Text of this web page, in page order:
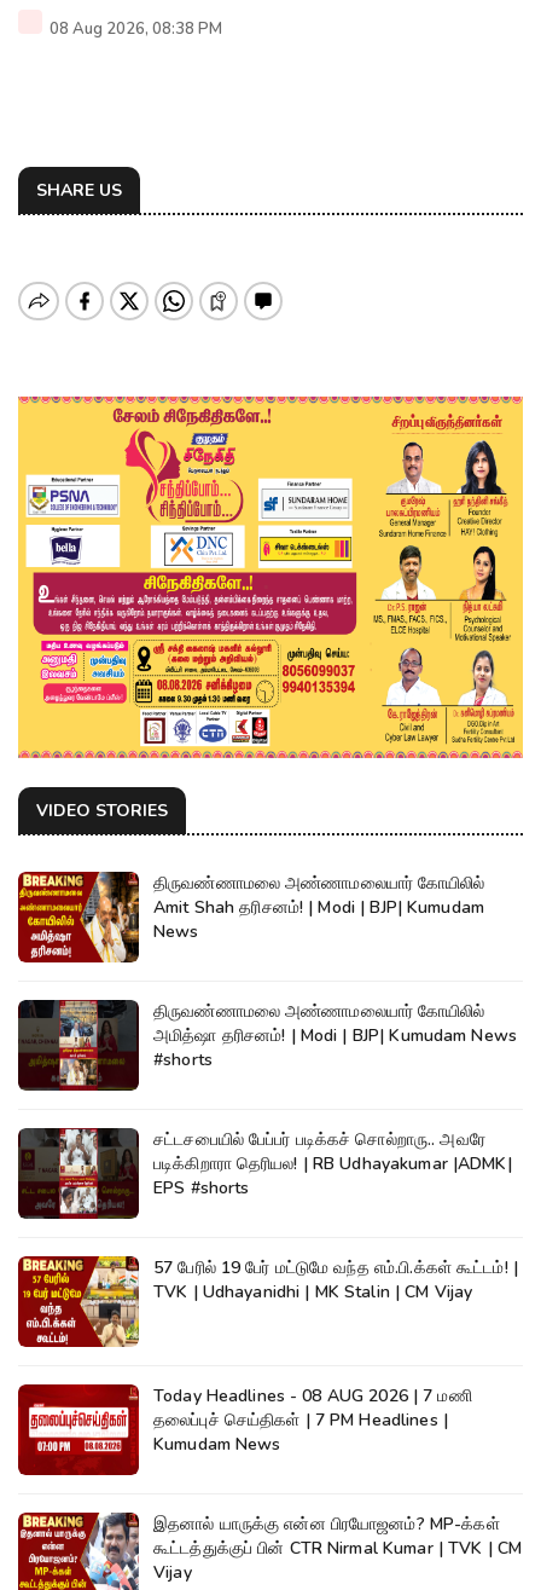
08 Aug 2026, 08:38 PM
SHARE US
VIDEO STORIES
திருவண்ணாமலை அண்ணாமலையார் கோயிலில்
Amit Shah தரிசனம்! | Modi | BJP| Kumudam
News
திருவண்ணாமலை அண்ணாமலையார் கோயிலில்
அமித்ஷா தரிசனம்! | Modi | BJP| Kumudam News
#shorts
சட்டசபையில் பேப்பர் படிக்கச் சொல்றாரு.. அவரே
படிக்கிறாரா தெரியல! | RB Udhayakumar |ADMK|
EPS #shorts
57 பேரில் 19 பேர் மட்டுமே வந்த எம்.பி.க்கள் கூட்டம்! |
TVK | Udhayanidhi | MK Stalin | CM Vijay
Today Headlines - 08 AUG 2026 | 7 மணி
தலைப்புச் செய்திகள் | 7 PM Headlines |
Kumudam News
இதனால் யாருக்கு என்ன பிரயோஜனம்? MP-க்கள்
கூட்டத்துக்குப் பின் CTR Nirmal Kumar | TVK | CM
Vijay